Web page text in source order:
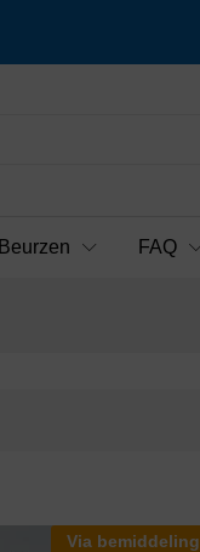
Beurzen FAQ
Via bemiddeling